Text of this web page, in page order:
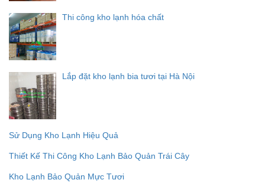
Thi công kho lạnh hóa chất
Lắp đặt kho lạnh bia tươi tại Hà Nội
Sử Dụng Kho Lạnh Hiệu Quả
Thiết Kế Thi Công Kho Lạnh Bảo Quản Trái Cây
Kho Lạnh Bảo Quản Mực Tươi